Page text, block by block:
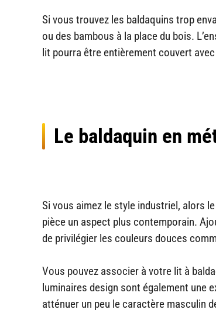
Si vous trouvez les baldaquins trop
ou des bambous à la place du bois.
lit pourra être entièrement couvert
Le baldaquin en
Si vous aimez le style industriel, alors
pièce un aspect plus contemporain.
de privilégier les couleurs douces
Vous pouvez associer à votre lit à
luminaires design sont également une
atténuer un peu le caractère masculin